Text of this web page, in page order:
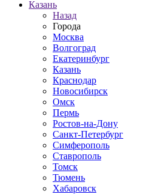
Казань
Назад
Города
Москва
Волгоград
Екатеринбург
Казань
Краснодар
Новосибирск
Омск
Пермь
Ростов-на-Дону
Санкт-Петербург
Симферополь
Ставрополь
Томск
Тюмень
Хабаровск